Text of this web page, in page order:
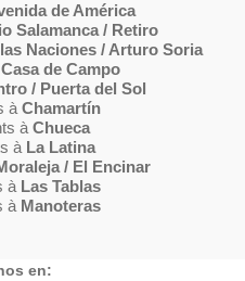
de América
Salamanca / Retiro
Naciones / Arturo Soria
Casa de Campo
/ Puerta del Sol
à Chamartín
à Chueca
à La Latina
/ El Encinar
à Las Tablas
à Manoteras
en: